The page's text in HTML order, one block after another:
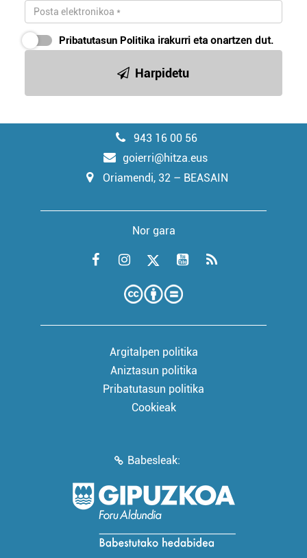
Pribatutasun Politika irakurri eta onartzen dut.
Harpidetu
943 16 00 56
goierri@hitza.eus
Oriamendi, 32 – BEASAIN
Nor gara
Argitalpen politika
Aniztasun politika
Pribatutasun politika
Cookieak
Babesleak: